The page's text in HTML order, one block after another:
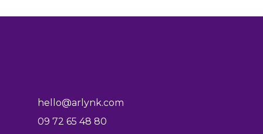
hello@arlynk.com
09 72 65 48 80